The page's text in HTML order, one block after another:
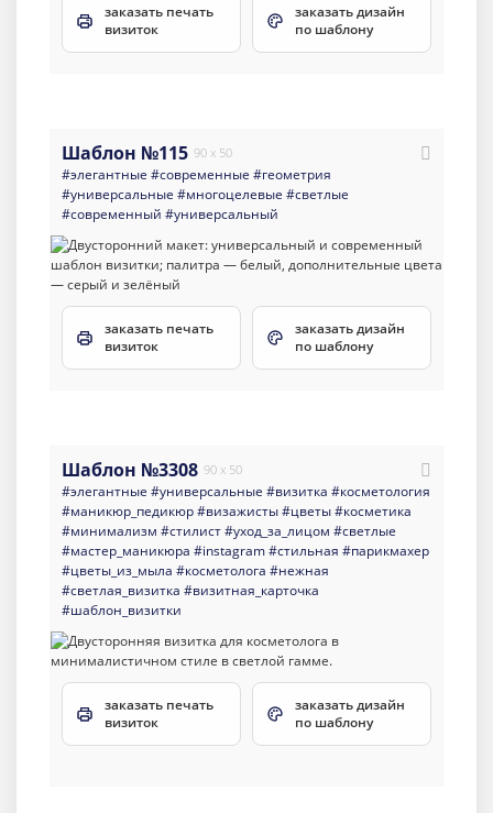
заказать печать
визиток
заказать дизайн
по шаблону
Шаблон №115 90 x 50
#элегантные #современные #геометрия
#универсальные #многоцелевые #светлые
#современный #универсальный
заказать печать
визиток
заказать дизайн
по шаблону
Шаблон №3308 90 x 50
#элегантные #универсальные #визитка #косметология
#маникюр_педикюр#визажисты#цветы#косметика
#минимализм #стилист#уход_за_лицом #светлые
#мастер_маникюра #instagram#стильная #парикмахер
#цветы_из_мыла #косметолога #нежная
#светлая_визитка #визитная_карточка
#шаблон_визитки
заказать печать
визиток
заказать дизайн
по шаблону